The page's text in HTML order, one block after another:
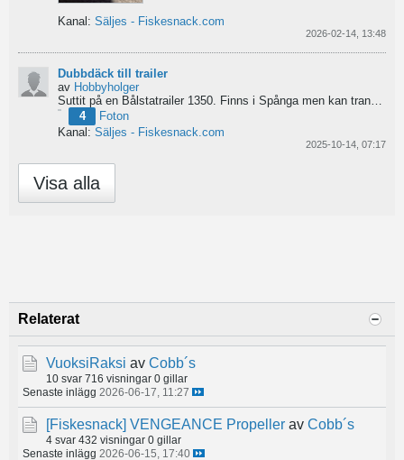
Kanal: Säljes - Fiskesnack.com
2026-02-14, 13:48
Dubbdäck till trailer
av Hobbyholger
4
Foton
Kanal: Säljes - Fiskesnack.com
2025-10-14, 07:17
Visa alla
Relaterat
VuoksiRaksi av Cobb´s
10 svar 716 visningar 0 gillar
Senaste inlägg 2026-06-17, 11:27
[Fiskesnack] VENGEANCE Propeller av Cobb´s
4 svar 432 visningar 0 gillar
Senaste inlägg 2026-06-15, 17:40